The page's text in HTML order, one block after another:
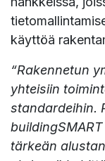
käyttöä
“Rakennetun
yhteisiin
standardeihin.
tärkeän